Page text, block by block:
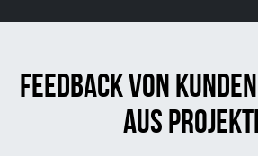
Feedback von
aus